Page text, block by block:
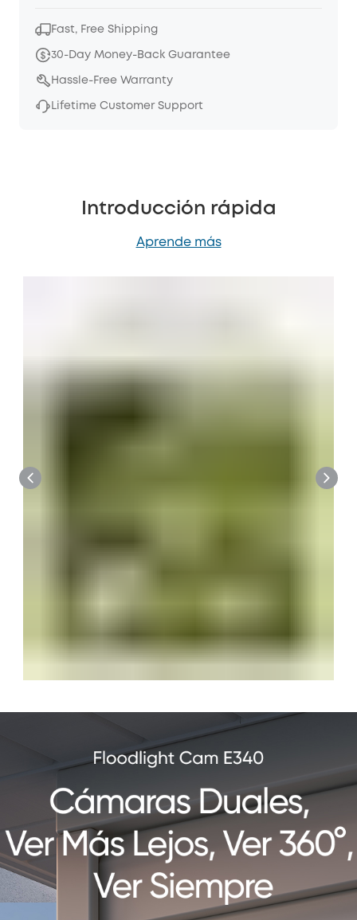
Fast, Free Shipping
30-Day Money-Back Guarantee
Hassle-Free Warranty
Lifetime Customer Support
Introducción rápida
Aprende más